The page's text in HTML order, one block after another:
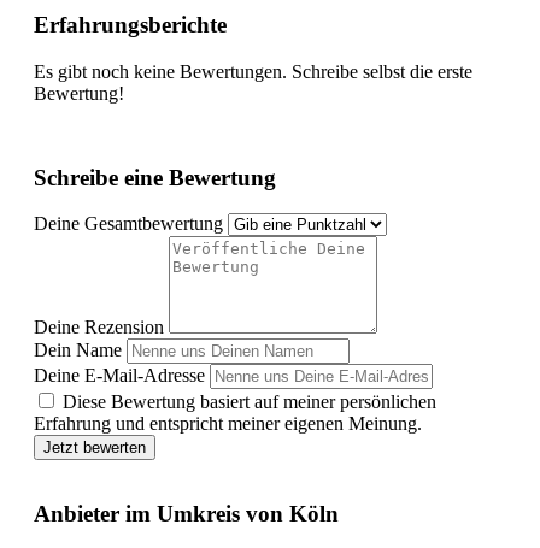
Erfahrungsberichte
Es gibt noch keine Bewertungen. Schreibe selbst die erste
Bewertung!
Schreibe eine Bewertung
Deine Gesamtbewertung
Deine Rezension
Dein Name
Deine E-Mail-Adresse
Diese Bewertung basiert auf meiner persönlichen
Erfahrung und entspricht meiner eigenen Meinung.
Jetzt bewerten
Anbieter im Umkreis von Köln